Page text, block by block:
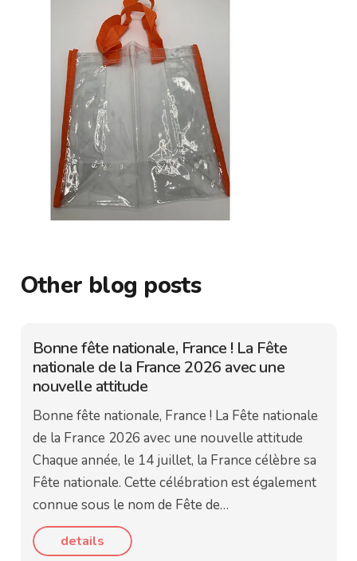
Other blog posts
Bonne fête nationale, France ! La Fête
nationale de la France 2026 avec une
nouvelle attitude
Bonne fête nationale, France ! La Fête nationale
de la France 2026 avec une nouvelle attitude
Chaque année, le 14 juillet, la France célèbre sa
Fête nationale. Cette célébration est également
connue sous le nom de Fête de…
details